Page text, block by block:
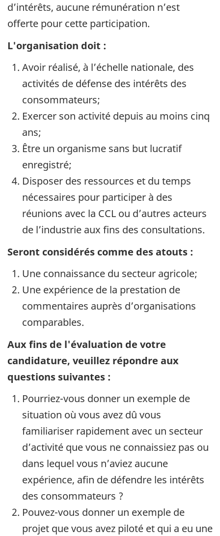
d’intérêts, aucune rémunération n’est
offerte pour cette participation.
L'organisation doit :
Avoir réalisé, à l’échelle nationale, des
activités de défense des intérêts des
consommateurs;
Exercer son activité depuis au moins cinq
ans;
Être un organisme sans but lucratif
enregistré;
Disposer des ressources et du temps
nécessaires pour participer à des
réunions avec la CCL ou d’autres acteurs
de l’industrie aux fins des consultations.
Seront considérés comme des atouts :
Une connaissance du secteur agricole;
Une expérience de la prestation de
commentaires auprès d’organisations
comparables.
Aux fins de l'évaluation de votre
candidature, veuillez répondre aux
questions suivantes :
Pourriez-vous donner un exemple de
situation où vous avez dû vous
familiariser rapidement avec un secteur
d’activité que vous ne connaissiez pas ou
dans lequel vous n’aviez aucune
expérience, afin de défendre les intérêts
des consommateurs ?
Pouvez-vous donner un exemple de
projet que vous avez piloté et qui a eu une